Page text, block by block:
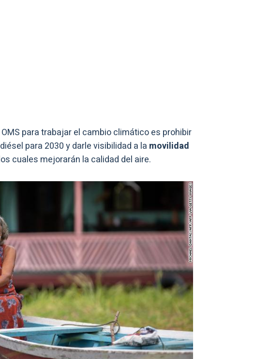
para trabajar el cambio climático es prohibir
para 2030 y darle visibilidad a la movilidad
cuales mejorarán la calidad del aire.